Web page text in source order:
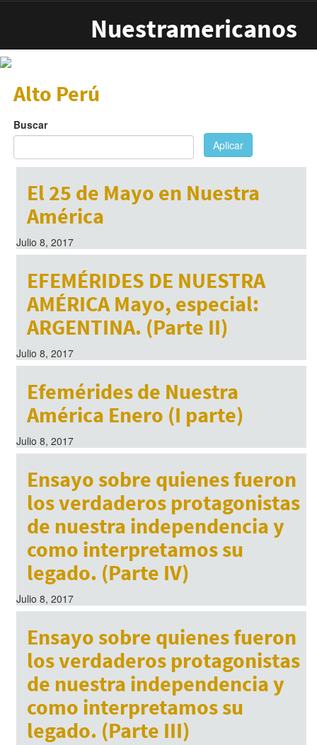
Nuestramericanos
Alto Perú
Buscar
Aplicar
El 25 de Mayo en Nuestra
América
Julio 8, 2017
EFEMÉRIDES DE NUESTRA
AMÉRICA Mayo, especial:
ARGENTINA. (Parte II)
Julio 8, 2017
Efemérides de Nuestra
América Enero (I parte)
Julio 8, 2017
Ensayo sobre quienes fueron
los verdaderos protagonistas
de nuestra independencia y
como interpretamos su
legado. (Parte IV)
Julio 8, 2017
Ensayo sobre quienes fueron
los verdaderos protagonistas
de nuestra independencia y
como interpretamos su
legado. (Parte III)